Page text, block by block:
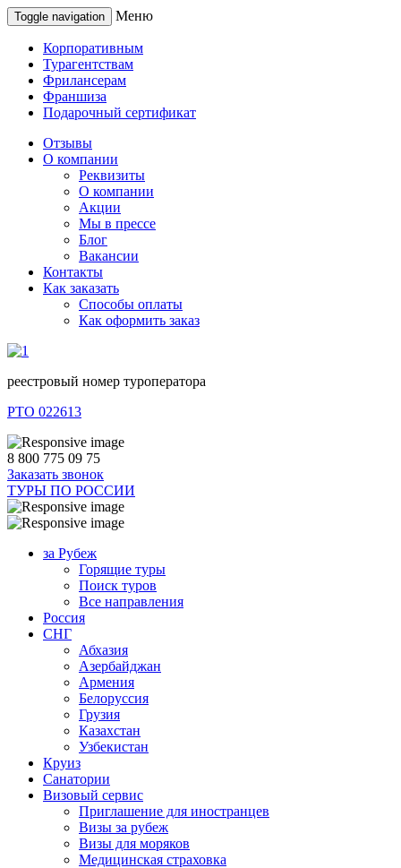
Toggle navigation Меню
Корпоративным
Турагентствам
Фрилансерам
Франшиза
Подарочный сертификат
Отзывы
О компании
Реквизиты
О компании
Акции
Мы в прессе
Блог
Вакансии
Контакты
Как заказать
Способы оплаты
Как оформить заказ
реестровый номер туроператора
РТО 022613
8 800 775 09 75
Заказать звонок
ТУРЫ ПО РОССИИ
за Рубеж
Горящие туры
Поиск туров
Все направления
Россия
СНГ
Абхазия
Азербайджан
Армения
Белоруссия
Грузия
Казахстан
Узбекистан
Круиз
Санатории
Визовый сервис
Приглашение для иностранцев
Визы за рубеж
Визы для моряков
Медицинская страховка